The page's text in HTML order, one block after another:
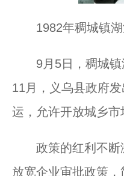
1982年稠城镇
9月5日，稠城镇
11月，义乌县政府
运，允许开放城乡市
政策的红利不断激
放宽企业审批政策